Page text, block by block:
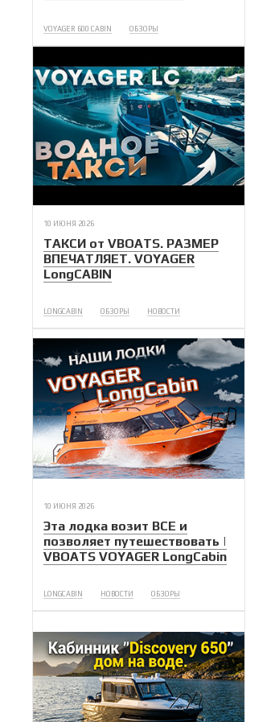
VOYAGER 600 CABIN ОБЗОРЫ
10 ИЮНЯ 2026
ТАКСИ от VBOATS. РАЗМЕР
ВПЕЧАТЛЯЕТ. VOYAGER
LongCABIN
LONGCABIN ОБЗОРЫ НОВОСТИ
10 ИЮНЯ 2026
Эта лодка возит ВСЕ и
позволяет путешествовать |
VBOATS VOYAGER LongCabin
LONGCABIN НОВОСТИ ОБЗОРЫ